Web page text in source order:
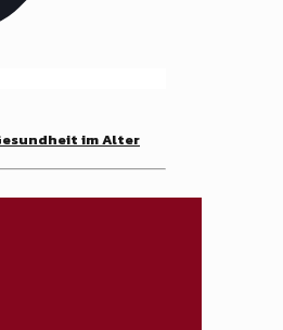
im Alter